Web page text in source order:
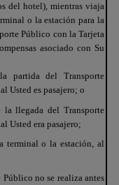
del hotel), mientras viaja
o la estación para la
Público con la Tarjeta
asociado con Su
partida del Transporte
Usted es pasajero; o
la llegada del Transporte
Usted era pasajero;
terminal o la estación, al
no se realiza antes